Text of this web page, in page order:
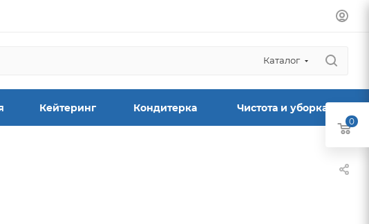
Каталог
Кейтеринг Кондитерка Чистота и уборка
0